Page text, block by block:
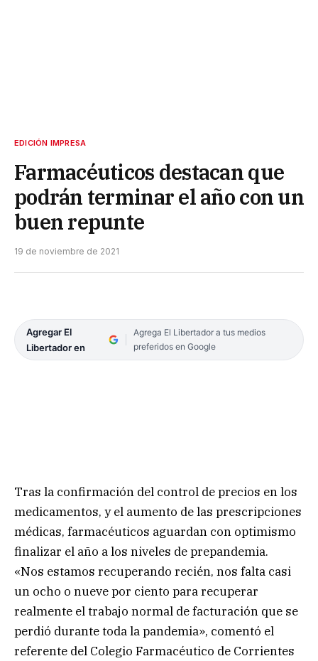
EDICIÓN IMPRESA
Farmacéuticos destacan que
podrán terminar el año con un
buen repunte
19 de noviembre de 2021
Agregar El
Libertador en
Agrega El Libertador a tus medios
preferidos en Google
Tras la confirmación del control de precios en los
medicamentos, y el aumento de las prescripciones
médicas, farmacéuticos aguardan con optimismo
finalizar el año a los niveles de prepandemia.
«Nos estamos recuperando recién, nos falta casi
un ocho o nueve por ciento para recuperar
realmente el trabajo normal de facturación que se
perdió durante toda la pandemia», comentó el
referente del Colegio Farmacéutico de Corrientes